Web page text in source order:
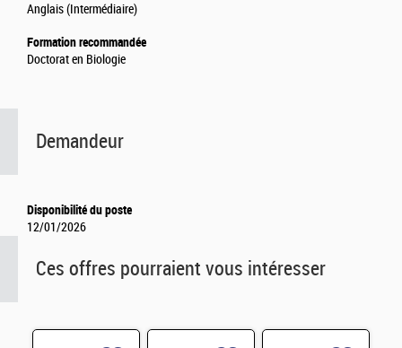
Anglais (Intermédiaire)
Formation recommandée
Doctorat en Biologie
Demandeur
Disponibilité du poste
12/01/2026
Ces offres pourraient vous intéresser